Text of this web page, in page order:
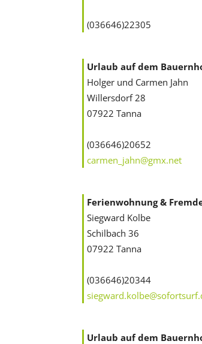
(036646)22305
Urlaub auf dem
Holger und Carmen Jahn
Willersdorf 28
07922 Tanna
(036646)20652
carmen_jahn@gmx.net
Ferienwohnung &
Siegward Kolbe
Schilbach 36
07922 Tanna
(036646)20344
Urlaub auf dem